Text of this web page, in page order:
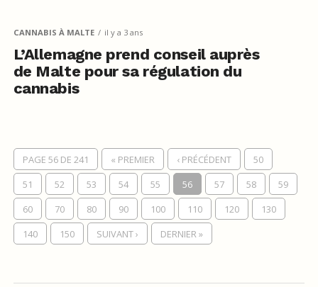
CANNABIS À MALTE il y a 3 ans
L’Allemagne prend conseil auprès
de Malte pour sa régulation du
cannabis
PAGE 56 DE 241 « PREMIER ‹ PRÉCÉDENT
50
51
52 53 54 55 56 57 58
59
60
70 80 90 100 110 120
130
140
150 SUIVANT › DERNIER »